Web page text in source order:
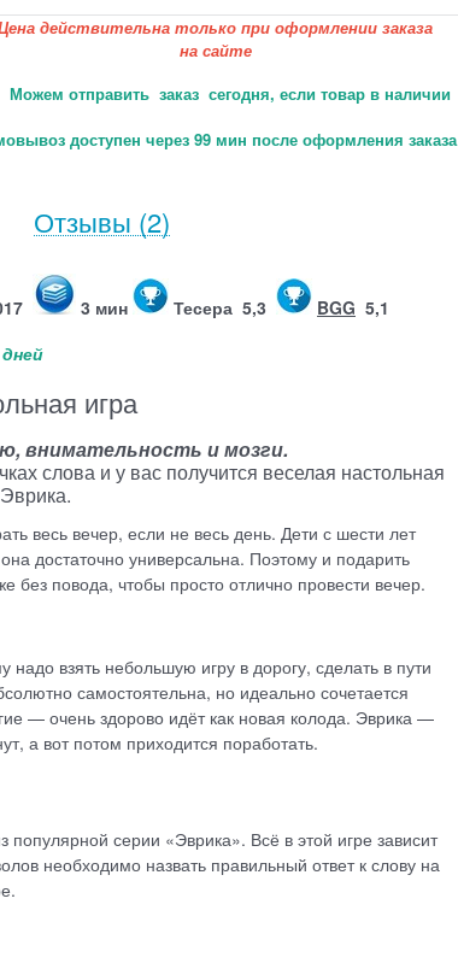
действительна только при оформлении заказа
на сайте
отправить заказ сегодня, если товар в наличии
доступен через 99 мин после оформления заказа
Отзывы (2)
3 мин Тесера 5,3 BGG 5,1
игра
внимательность и мозги.
слова и у вас получится веселая настольная
весь вечер, если не весь день. Дети с шести лет
достаточно универсальна. Поэтому и подарить
без повода, чтобы просто отлично провести вечер.
взять небольшую игру в дорогу, сделать в пути
самостоятельна, но идеально сочетается
— очень здорово идёт как новая колода. Эврика —
а вот потом приходится поработать.
серии «Эврика». Всё в этой игре зависит
необходимо назвать правильный ответ к слову на